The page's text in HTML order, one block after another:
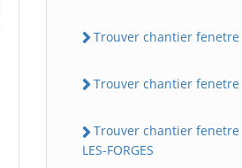
Trouver chantier fenetre
Trouver chantier fenetre
Trouver chantier fenetre
LES-FORGES